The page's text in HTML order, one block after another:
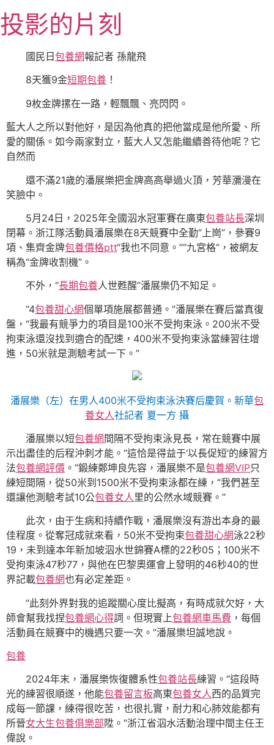
至
主
投影的片刻
國民日 包養網報記者 孫龍飛
8天獲9金短期包養 ！
9枚金牌摞在一路，輕飄飄、亮閃閃。
藍大人之所以對他好，是因為他真的把他當成是他所愛、所
愛的關係。如今兩家對立，藍大人又怎能繼續善待他呢？它
自然而
還不滿21歲的潘展樂把金牌高高舉過火頂，芳華瀰漫在
笑臉中。
5月24日，2025年全國泅水冠軍賽在廣東包養站長深圳
閉幕。浙江隊活動員潘展樂在8天競賽中全勤“上崗”，參賽9
項、集齊金牌包養價格ptt“我也不同意。”“九宮格”，被網友
稱為“金牌收割機”。
不外，“長期包養人世甦醒”潘展樂仍不知足。
“4包養甜心網個單項施展都普通。”潘展樂在賽后當真復
盤，“我最有競爭力的項目是100米不受拘束泳。200米不受
拘束泳還沒找到適合的配速，400米不受拘束泳當練習往增
進，50米就是測驗考試一下。”
潘展樂（左）在男人400米不受拘束泳決賽后慶賀。新華包
養女人社記者 夏一方 攝
潘展樂以短包養網間隔不受拘束泳見長，常在競賽中展
示出盡佳的后程沖刺才能。“這恰是得益于‘以長促短’的練習方
法包養網評價 。”鍛練鄭坤良先容，潘展樂不是包養網VIP只
練短間隔，從50米到1500米不受拘束泳都在練，“我們甚至
還讓他測驗考試10公包養女人 里的公然水域競賽。”
此次，由于生病和持續作戰，潘展樂沒有游出本身的最
佳程度。從奪冠成就來看，50米不受拘束包養甜心網泳22秒
19，未到達本年新加坡泅水世錦賽A標的22秒05；100米不
受拘束泳47秒77，與他在巴黎奧運會上發明的46秒40的世
界記載包養網也有必定差距。
“此刻外界對我的追蹤關心度比擬高，有時成就欠好，大
師會幫我找捏包養網心得詞。但現實上包養網車馬費 ，每個
活動員在競賽中的機遇只要一次。”潘展樂坦誠地說。
包養
2024年末，潘展樂恢復體系性包養站長練習。“這段時
光的練習很順遂，他能包養留言板高東包養女人西的品質完
成每一節課，練得很吃苦，也很扎實，耐力和心肺效能都有
所晉女大生包養俱樂部陞。”浙江省泅水活動治理中間主任王
偉說。